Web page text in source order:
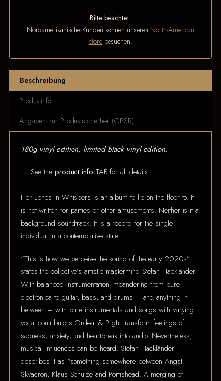
Bitte beachtet:
Nordamerikanische Kunden können unseren North-American
storebesuchen.
Beschreibung
Produktinfo
Angaben zur Produktsicherheit (GPSR)
180g vinyl edition, limited black vinyl edition.
→ See theproduct info TAB for all details!
Her Bones in Whispers is an album to lie on the floor to. It
is not written for parties or other amusements. Neither is it a
background soundtrack. It is a record for the single
individual in a contemplative state.
“This is how we perceive the sound of the early 2020s”
states the collective’s artistic mastermind Stefan Hackländer.
With balanced instrumentation, meandering from pure
electronica to guitar, bass, and drums – and anything in
between – with pure instrumentals and songs with varying
vocal contributors Ordeal & Plight transform feelings of
sadness, anxiety, and heartbreak into audio. Nevertheless,
musical influences can be heard. Stefan Hackländer
describes it as “something somewhere between Angst
Skvadron, Klaus Schulze and Portishead. A merging of